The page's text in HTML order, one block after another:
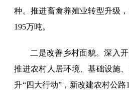
种。推进畜禽养殖业转型升级
195万吨。
二是改善乡村面貌。深入
推进农村人居环境、基础设施
升“四大行动”，新改建农村公